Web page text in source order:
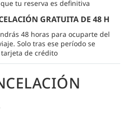
tu reserva es definitiva
GRATUITA DE 48 H
48 horas para ocuparte del
Solo tras ese período se
de crédito